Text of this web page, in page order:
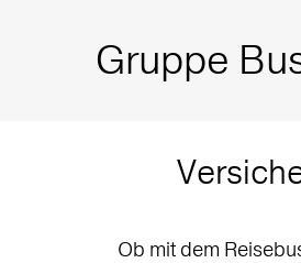
Gruppe
Ob mit dem